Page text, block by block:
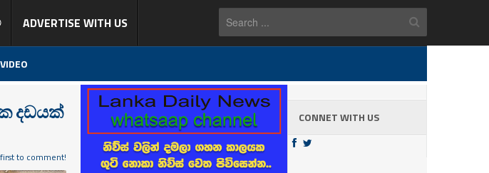
ADVERTISE WITH US
VIDEO
දඩයක්
to comment!
CONNET WITH US